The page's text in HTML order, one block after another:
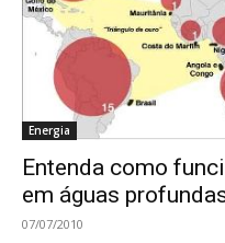
Energia
Entenda como
em águas
07/07/2010